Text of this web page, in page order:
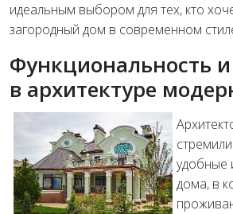
идеальным выбором для тех, кто
загородный дом в современном
Функциональность и
в архитектуре
удобные
дома, в